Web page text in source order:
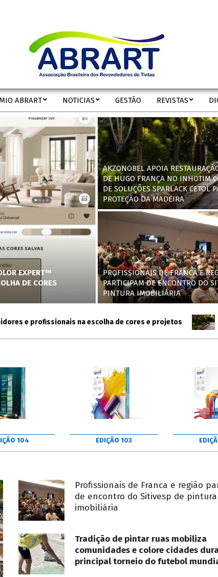
ABRART
Secondary
Navigation
Menu
ABRART NOTICIAS GESTÃO REVISTAS
EXPERT™
DE CORES
AKZONOBEL APOIA
DE HUGO FRANÇA NO INHOTIM
DE SOLUÇÕES SPARLACK CETOL
PROTEÇÃO DA MADEIRA
PROFISSIONAIS DE FRANCA E
PARTICIPAM DE ENCONTRO DO
PINTURA IMOBILIÁRIA
e profissionais na escolha de cores e projetos
104 EDIÇÃO 103
Profissionais de Franca e região
de encontro do Sitivesp de pintura
imobiliária
Tradição de pintar ruas mobiliza
comunidades e colore cidades
principal torneio do futebol